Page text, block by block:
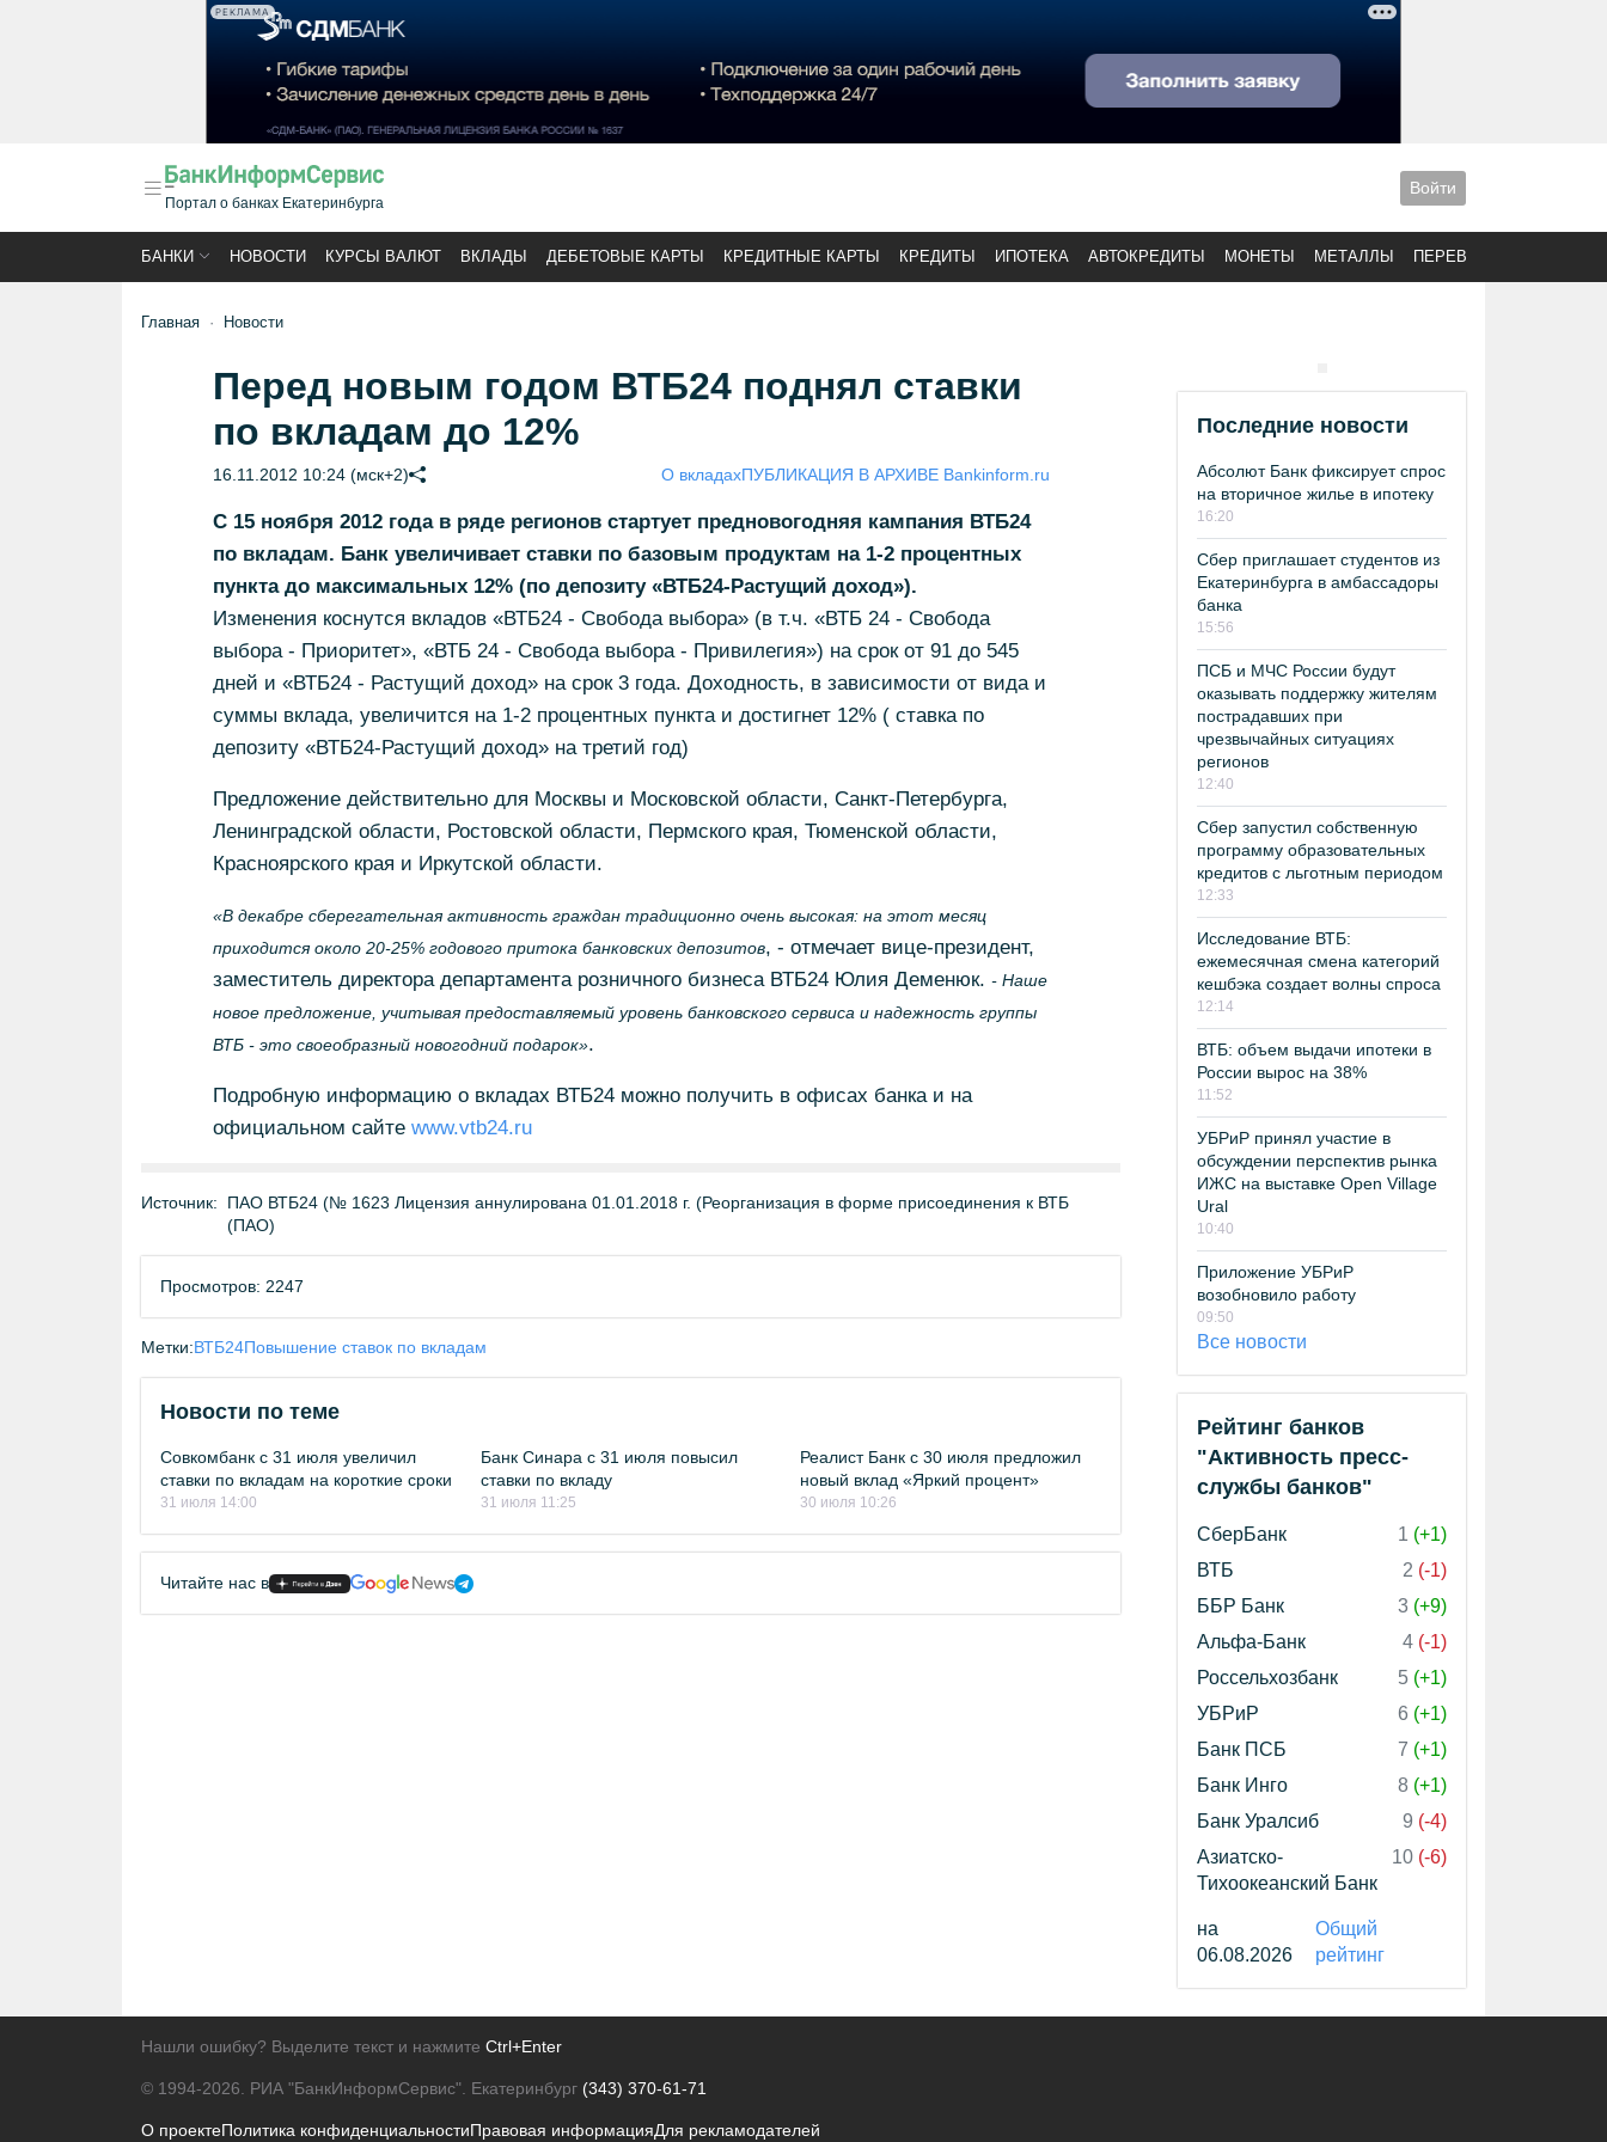
РЕКЛАМА
Портал о банках Екатеринбурга
Войти
БАНКИ НОВОСТИ КУРСЫ ВАЛЮТ ВКЛАДЫ ДЕБЕТОВЫЕ КАРТЫ КРЕДИТНЫЕ КАРТЫ КРЕДИТЫ ИПОТЕКА АВТОКРЕДИТЫ МОНЕТЫ МЕТАЛЛЫ ПЕРЕВОДЫ
Главная Новости
Перед новым годом ВТБ24 поднял ставки
по вкладам до 12%
16.11.2012 10:24 (мск+2) О вкладахПУБЛИКАЦИЯ В АРХИВЕ Bankinform.ru
С 15 ноября 2012 года в ряде регионов стартует предновогодняя кампания ВТБ24
по вкладам. Банк увеличивает ставки по базовым продуктам на 1-2 процентных
пункта до максимальных 12% (по депозиту «ВТБ24-Растущий доход»).
Изменения коснутся вкладов «ВТБ24 - Свобода выбора» (в т.ч. «ВТБ 24 - Свобода
выбора - Приоритет», «ВТБ 24 - Свобода выбора - Привилегия») на срок от 91 до 545
дней и «ВТБ24 - Растущий доход» на срок 3 года. Доходность, в зависимости от вида и
суммы вклада, увеличится на 1-2 процентных пункта и достигнет 12% ( ставка по
депозиту «ВТБ24-Растущий доход» на третий год)
Предложение действительно для Москвы и Московской области, Санкт-Петербурга,
Ленинградской области, Ростовской области, Пермского края, Тюменской области,
Красноярского края и Иркутской области.
«В декабре сберегательная активность граждан традиционно очень высокая: на этот месяц
приходится около 20-25% годового притока банковских депозитов, - отмечает вице-президент,
заместитель директора департамента розничного бизнеса ВТБ24 Юлия Деменюк. - Наше
новое предложение, учитывая предоставляемый уровень банковского сервиса и надежность группы
ВТБ - это своеобразный новогодний подарок».
Подробную информацию о вкладах ВТБ24 можно получить в офисах банка и на
официальном сайте www.vtb24.ru
Источник:
ПАО ВТБ24 (№ 1623 Лицензия аннулирована 01.01.2018 г. (Реорганизация в форме присоединения к ВТБ
(ПАО)
Просмотров: 2247
Метки:ВТБ24Повышение ставок по вкладам
Новости по теме
Совкомбанк с 31 июля увеличил
ставки по вкладам на короткие сроки
31 июля 14:00
Банк Синара с 31 июля повысил
ставки по вкладу
31 июля 11:25
Реалист Банк с 30 июля предложил
новый вклад «Яркий процент»
30 июля 10:26
Читайте нас в
Последние новости
Абсолют Банк фиксирует спрос
на вторичное жилье в ипотеку
16:20
Сбер приглашает студентов из
Екатеринбурга в амбассадоры
банка
15:56
ПСБ и МЧС России будут
оказывать поддержку жителям
пострадавших при
чрезвычайных ситуациях
регионов
12:40
Сбер запустил собственную
программу образовательных
кредитов с льготным периодом
12:33
Исследование ВТБ:
ежемесячная смена категорий
кешбэка создает волны спроса
12:14
ВТБ: объем выдачи ипотеки в
России вырос на 38%
11:52
УБРиР принял участие в
обсуждении перспектив рынка
ИЖС на выставке Open Village
Ural
10:40
Приложение УБРиР
возобновило работу
09:50
Все новости
Рейтинг банков
"Активность пресс-
службы банков"
СберБанк 1 (+1)
ВТБ
2 (-1)
ББР Банк
3 (+9)
Альфа-Банк
4 (-1)
Россельхозбанк
5 (+1)
УБРиР
6 (+1)
Банк ПСБ
7 (+1)
Банк Инго
8 (+1)
Банк Уралсиб
9 (-4)
Азиатско-
Тихоокеанский Банк
10 (-6)
на
06.08.2026
Общий
рейтинг
Нашли ошибку? Выделите текст и нажмите Ctrl+Enter
© 1994-2026. РИА "БанкИнформСервис". Екатеринбург (343) 370-61-71
О проектеПолитика конфиденциальностиПравовая информацияДля рекламодателей